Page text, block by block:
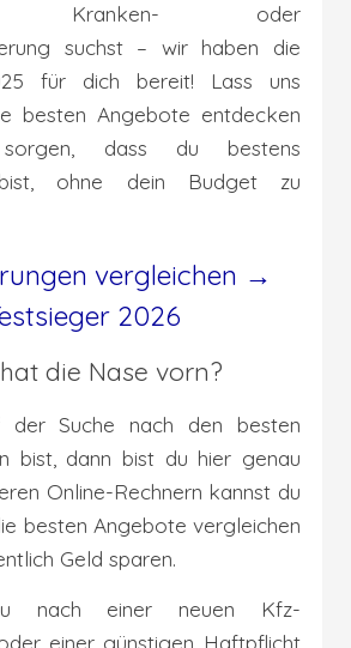
, Kranken- oder
suchst – wir haben die
für dich bereit! Lass uns
besten Angebote entdecken
dass du bestens
ohne dein Budget zu
vergleichen →
2026
die Nase vorn?
Suche nach den besten
bist, dann bist du hier genau
Online-Rechnern kannst du
besten Angebote vergleichen
Geld sparen.
nach einer neuen Kfz-
einer günstigen Haftpflicht